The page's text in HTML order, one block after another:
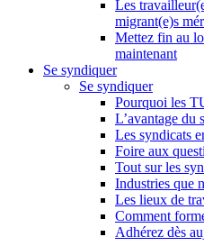
Les
migrant(e)s
Mettez fin au
maintenant
Se syndiquer
Se syndiquer
Pourquoi les
L’avantage du
Les syndicats
Foire aux
Tout sur les
Industries que
Les lieux de
Comment
Adhérez dès